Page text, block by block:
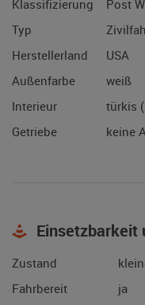
Klassifizierung
Post
Typ
Herstellerland
USA
Außenfarbe
weiß
Interieur
türkis
Getriebe
keine
Einsetzbarkeit
Zustand
Fahrbereit
ja